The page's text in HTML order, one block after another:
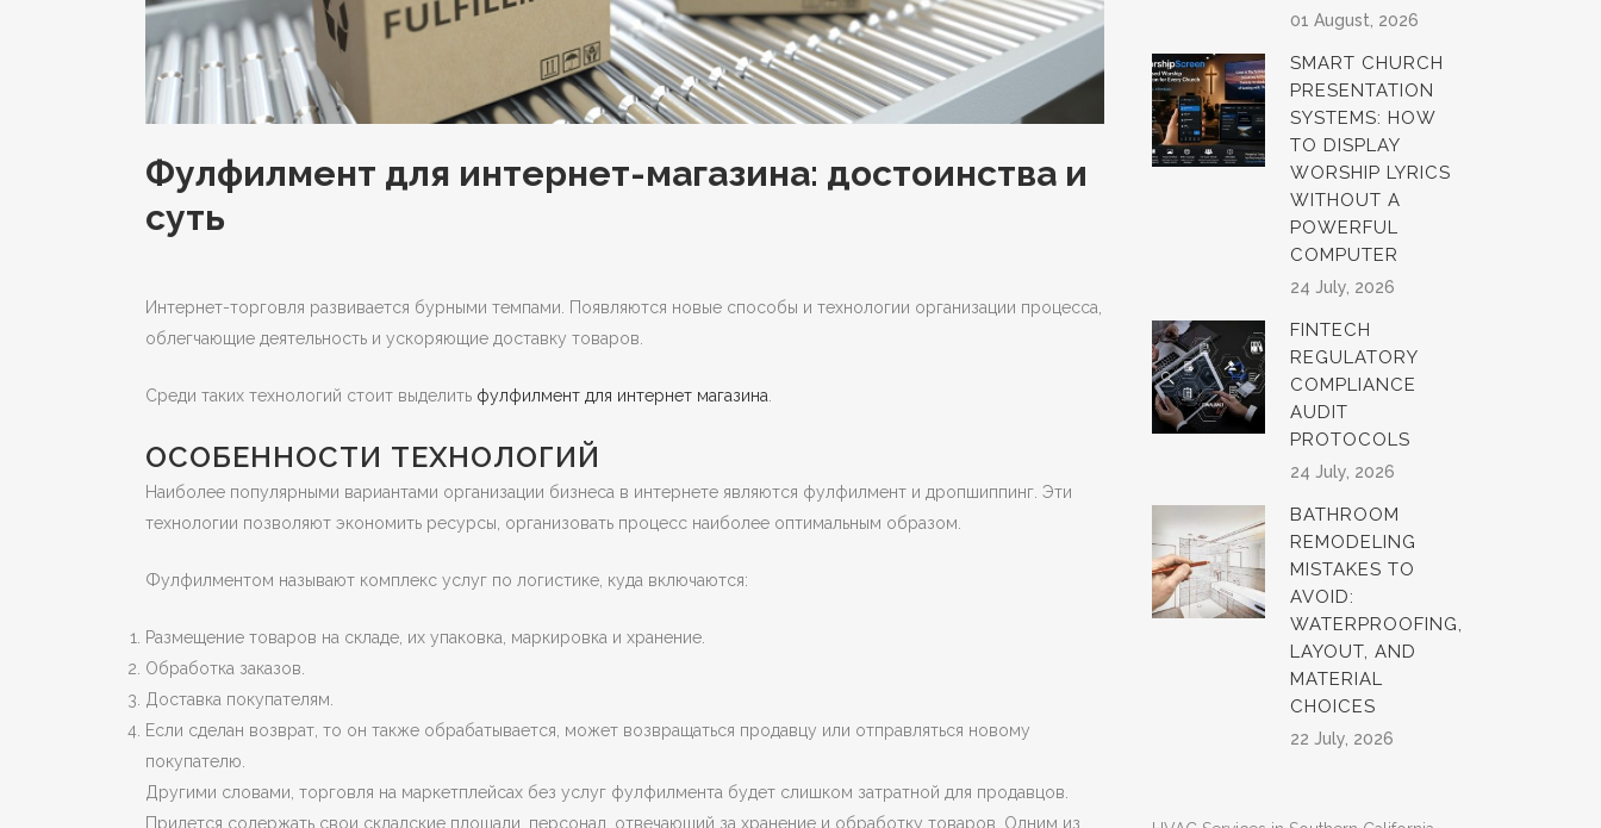
Фулфилмент для интернет-магазина: достоинства и
суть
Интернет-торговля развивается бурными темпами. Появляются новые способы и технологии организации процесса,
облегчающие деятельность и ускоряющие доставку товаров.
Среди таких технологий стоит выделить фулфилмент для интернет магазина
ОСОБЕННОСТИ ТЕХНОЛОГИЙ
Наиболее популярными вариантами организации бизнеса в интернете являются фулфилмент и дропшиппинг. Эти
технологии позволяют экономить ресурсы, организовать процесс наиболее оптимальным образом.
Фулфилментом называют комплекс услуг по логистике, куда включаются:
Размещение товаров на складе, их упаковка, маркировка и хранение.
Обработка заказов.
Доставка покупателям.
Если сделан возврат, то он также обрабатывается, может возвращаться продавцу или отправляться новому
покупателю.
Другими словами, торговля на маркетплейсах без услуг фулфилмента будет слишком затратной для продавцов.
Придется содержать свои складские площади, персонал, отвечающий за хранение и обработку товаров. Одним из
01 August, 2026
SMART CHURCH
PRESENTATION
SYSTEMS: HOW
TO DISPLAY
WORSHIP LYRICS
WITHOUT A
POWERFUL
COMPUTER
24 July, 2026
FINTECH
REGULATORY
COMPLIANCE
AUDIT
PROTOCOLS
24 July, 2026
BATHROOM
REMODELING
MISTAKES TO
AVOID:
WATERPROOFING,
LAYOUT, AND
MATERIAL
CHOICES
22 July, 2026